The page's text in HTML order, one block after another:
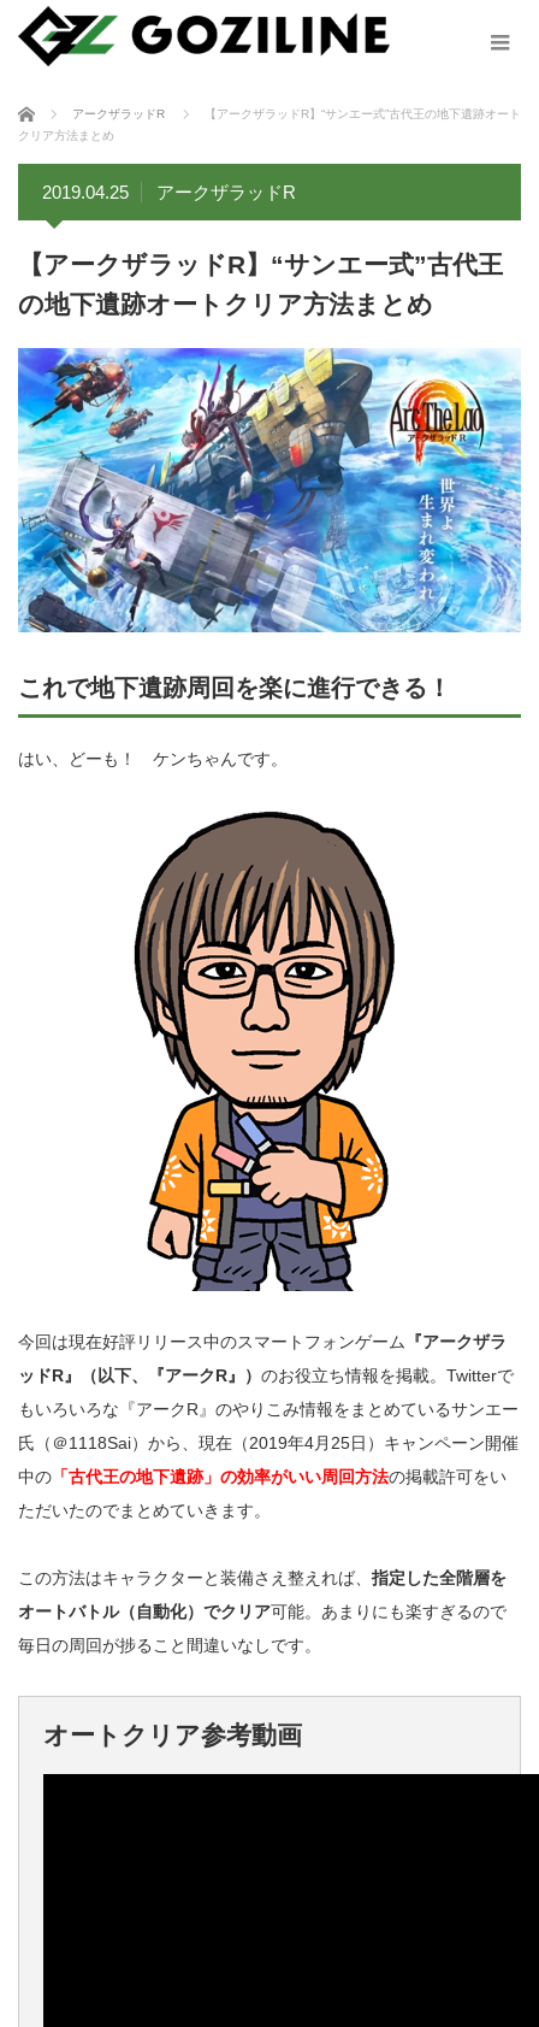
ホーム アークザラッドR
【アークザラッドR】“サンエー式”古代王の地下遺跡オート
クリア方法まとめ
2019.04.25 アークザラッドR
【アークザラッドR】“サンエー式”古代王
の地下遺跡オートクリア方法まとめ
これで地下遺跡周回を楽に進行できる！
はい、どーも！ ケンちゃんです。
今回は現在好評リリース中のスマートフォンゲーム
『アークザラ
ッドR』（以下、『アークR』） のお役立ち情報を掲載。Twitterで
もいろいろな『アークR』のやりこみ情報をまとめているサンエー
氏（＠1118Sai） から、現在（2019年4月25日）キャンペーン開催
中の 「古代王の地下遺跡」の効率がいい周回方法の掲載許可をい
ただいたのでまとめていきます。
この方法はキャラクターと装備さえ整えれば、 指定した全階層を
オートバトル（自動化）でクリア可能。あまりにも楽すぎるので
毎日の周回が捗ること間違いなしです。
オートクリア参考動画